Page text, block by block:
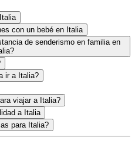
con un bebé en Italia
de senderismo en familia en
ir a Italia?
viajar a Italia?
a Italia
para Italia?